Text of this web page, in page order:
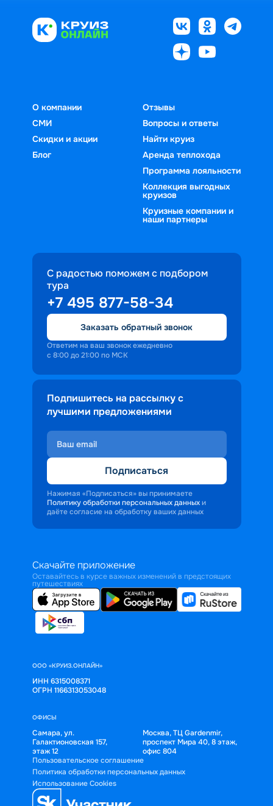
О компании
СМИ
Скидки и акции
Блог
Отзывы
Вопросы и ответы
Найти круиз
Аренда теплохода
Программа лояльности
Коллекция выгодных
круизов
Круизные компании и
наши партнеры
С радостью поможем с подбором
тура
+7 495 877-58-34
Заказать обратный звонок
Ответим на ваш звонок ежедневно
с 8:00 до 21:00 по МСК
Подпишитесь на рассылку с
лучшими предложениями
Подписаться
Нажимая «Подписаться» вы принимаете
Политику обработки персональных данных и
даёте согласие на обработку ваших данных
Скачайте приложение
Оставайтесь в курсе важных изменений в предстоящих
путешествиях
ООО «КРУИЗ.ОНЛАЙН»
ИНН 6315008371
ОГРН 1166313053048
ОФИСЫ
Самара, ул.
Галактионовская 157,
этаж 12
Москва, ТЦ Gardenmir,
проспект Мира 40, 8 этаж,
офис 804
Пользовательское соглашение
Политика обработки персональных данных
Использование Cookies